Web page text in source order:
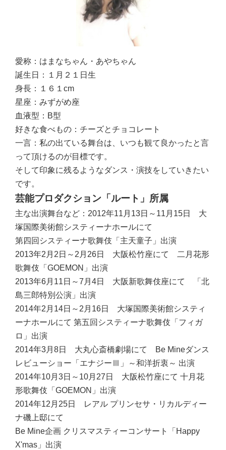
愛称： はまなちゃん・あやちゃん
誕生日：
１月２１日生
身長：
１６１cm
星座： みずがめ座
血液型： B型
好きな食べもの： チーズとチョコレート
一言： 私の出ている舞台は、いつも観て良かったと言
って頂けるのが目標です。
そして印象に残るようなダンス・演技をしていきたい
です。
芸能プロダクション「ルート」所属
主な出演舞台など： 2012年11月13日～11月15日 大
塚国際美術館システィーナホールにて
第四回システィーナ歌舞伎「主天童子」出演
2013年2月2日～2月26日 大阪松竹座にて 二月花形
歌舞伎「GOEMON」出演
2013年6月11日～7月4日 大阪新歌舞伎座にて 「北
島三郎特別公演」出演
2014年2月14日～2月16日 大塚国際美術館システィ
ーナホールにて 第五回システィーナ歌舞伎「フィガ
ロ」出演
2014年3月8日 大丸心斎橋劇場にて Be Mineダンス
レビューショー「エナジーⅢ」～和洋折衷～ 出演
2014年10月3日～10月27日 大阪松竹座にて 十月花
形歌舞伎「GOEMON」出演
2014年12月25日 レアル プリンセサ・リカルディー
ナ磯上邸にて
Be Mine企画 クリスマスティーコンサート「Happy
X'mas」出演